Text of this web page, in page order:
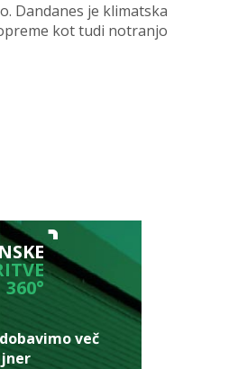
Dandanes je klimatska
kot tudi notranjo
360°
več